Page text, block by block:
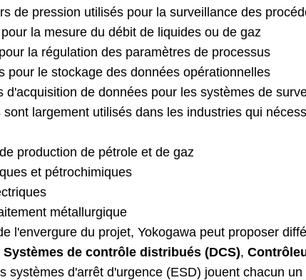
de pression utilisés pour la surveillance des
la mesure du débit de liquides ou de gaz
la régulation des paramètres de processus
pour le stockage des données opérationnelles
d'acquisition de données pour les systèmes de
sont largement utilisés dans les industries qui
production de pétrole et de gaz
et pétrochimiques
métallurgique
l'envergure du projet, Yokogawa peut proposer
Systèmes de contrôle distribués (DCS),
systèmes d'arrêt d'urgence (ESD) jouent chacun